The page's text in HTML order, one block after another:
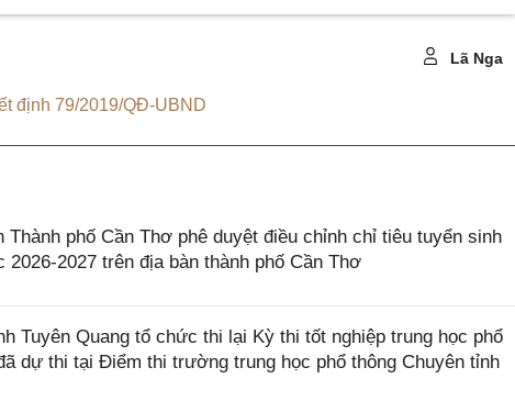
Lã Nga
định 79/2019/QĐ-UBND
phố Cần Thơ phê duyệt điều chỉnh chỉ tiêu tuyển sinh
2027 trên địa bàn thành phố Cần Thơ
Tuyên Quang tổ chức thi lại Kỳ thi tốt nghiệp trung học phổ
dự thi tại Điểm thi trường trung học phổ thông Chuyên tỉnh